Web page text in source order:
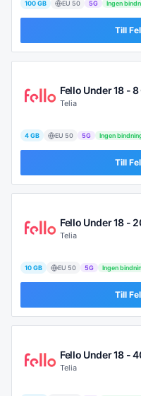
100 GB EU 50 5G Ingen
Till
Fello Under 18 - 8
Telia
4 GB EU 50 5G Ingen
Till
Fello Under 18 -
Telia
10 GB EU 50 5G Ingen
Till
Fello Under 18 -
Telia